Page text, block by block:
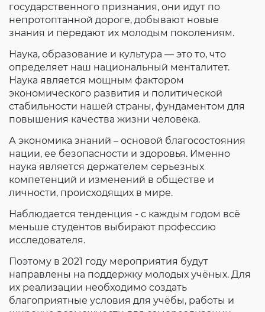
государственного признания, они идут по
непротоптанной дороге, добывают новые
знания и передают их молодым поколениям.
Наука, образование и культура — это то, что
определяет наш национальный менталитет.
Наука является мощным фактором
экономического развития и политической
стабильности нашей страны, фундаментом для
повышения качества жизни человека.
А экономика знаний – основой благосостояния
нации, ее безопасности и здоровья. Именно
наука является держателем серьезных
компетенций и изменений в обществе и
личности, происходящих в мире.
Наблюдается тенденция - с каждым годом всё
меньше студентов выбирают профессию
исследователя.
Поэтому в 2021 году мероприятия будут
направлены на поддержку молодых учёных. Для
их реализации необходимо создать
благоприятные условия для учёбы, работы и
Согласие на обработку личных данных
Введите слово с картинки*: